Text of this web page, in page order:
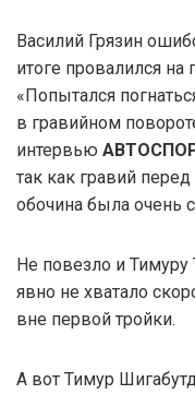
Василий Грязин
итоге провалился
«Попытался
в гравийном
интервью
так как гравий
обочина была очень
Не повезло и
явно не хватало
вне первой тройки.
А вот Тимур